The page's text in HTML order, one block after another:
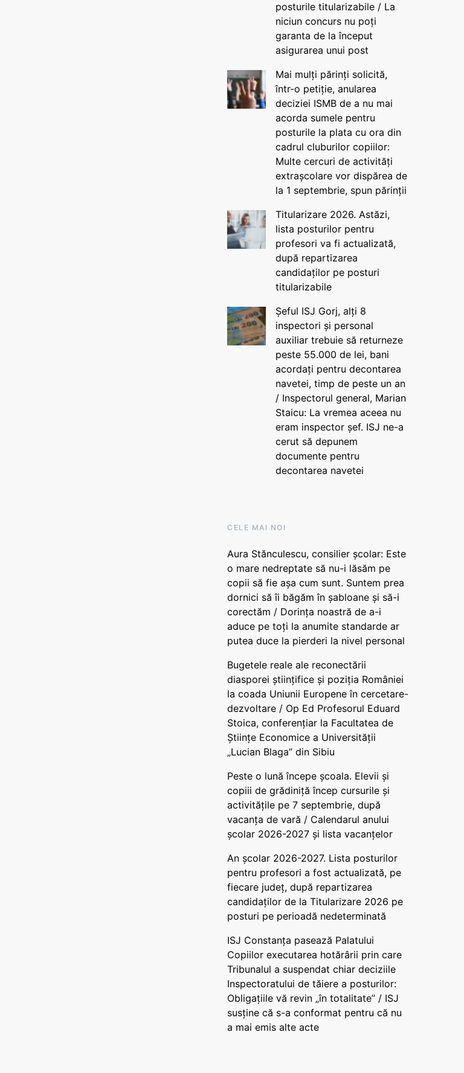
posturile titularizabile / La
niciun concurs nu poți
garanta de la început
asigurarea unui post
Mai mulți părinți solicită,
într-o petiție, anularea
deciziei ISMB de a nu mai
acorda sumele pentru
posturile la plata cu ora din
cadrul cluburilor copiilor:
Multe cercuri de activități
extrașcolare vor dispărea de
la 1 septembrie, spun părinții
Titularizare 2026. Astăzi,
lista posturilor pentru
profesori va fi actualizată,
după repartizarea
candidaților pe posturi
titularizabile
Șeful ISJ Gorj, alți 8
inspectori și personal
auxiliar trebuie să returneze
peste 55.000 de lei, bani
acordați pentru decontarea
navetei, timp de peste un an
/ Inspectorul general, Marian
Staicu: La vremea aceea nu
eram inspector șef. ISJ ne-a
cerut să depunem
documente pentru
decontarea navetei
CELE MAI NOI
Aura Stănculescu, consilier școlar: Este
o mare nedreptate să nu-i lăsăm pe
copii să fie așa cum sunt. Suntem prea
dornici să îi băgăm în șabloane și să-i
corectăm / Dorința noastră de a-i
aduce pe toți la anumite standarde ar
putea duce la pierderi la nivel personal
Bugetele reale ale reconectării
diasporei științifice și poziția României
la coada Uniunii Europene în cercetare-
dezvoltare / Op Ed Profesorul Eduard
Stoica, conferențiar la Facultatea de
Științe Economice a Universității
„Lucian Blaga” din Sibiu
Peste o lună începe școala. Elevii și
copiii de grădiniță încep cursurile și
activitățile pe 7 septembrie, după
vacanța de vară / Calendarul anului
școlar 2026-2027 și lista vacanțelor
An școlar 2026-2027. Lista posturilor
pentru profesori a fost actualizată, pe
fiecare județ, după repartizarea
candidaților de la Titularizare 2026 pe
posturi pe perioadă nedeterminată
ISJ Constanța pasează Palatului
Copiilor executarea hotărârii prin care
Tribunalul a suspendat chiar deciziile
Inspectoratului de tăiere a posturilor:
Obligațiile vă revin „în totalitate” / ISJ
susține că s-a conformat pentru că nu
a mai emis alte acte